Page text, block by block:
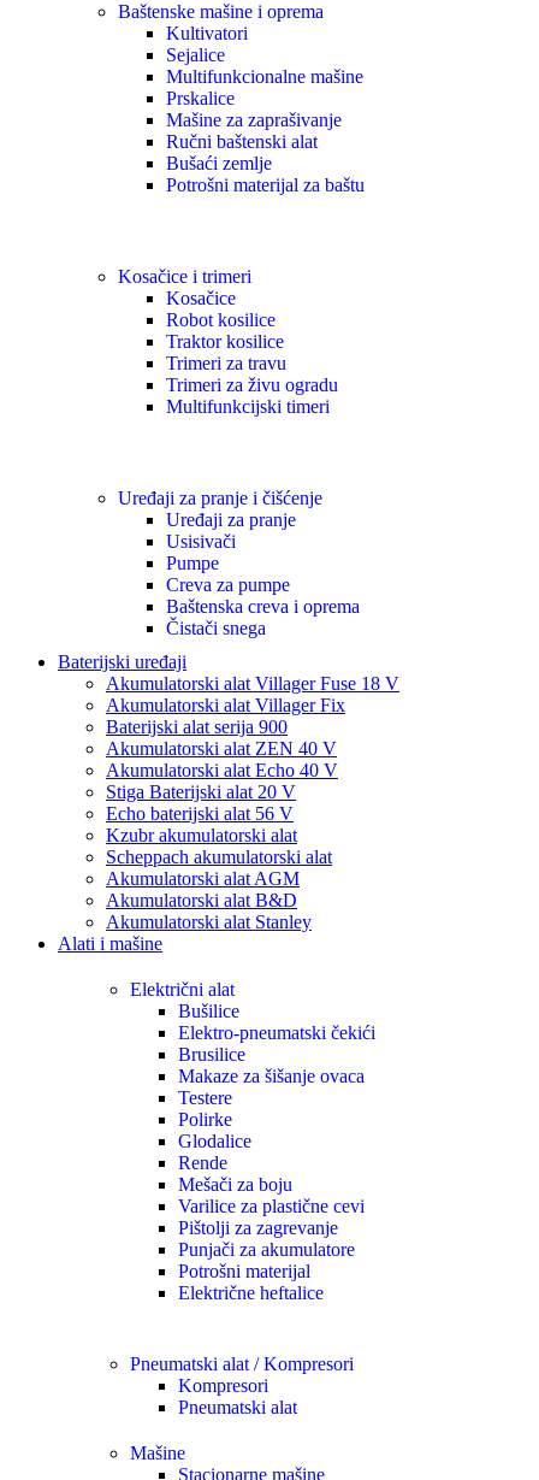
Baštenske mašine i oprema
Kultivatori
Sejalice
Multifunkcionalne mašine
Prskalice
Mašine za zaprašivanje
Ručni baštenski alat
Bušaći zemlje
Potrošni materijal za baštu
Kosačice i trimeri
Kosačice
Robot kosilice
Traktor kosilice
Trimeri za travu
Trimeri za živu ogradu
Multifunkcijski timeri
Uređaji za pranje i čišćenje
Uređaji za pranje
Usisivači
Pumpe
Creva za pumpe
Baštenska creva i oprema
Čistači snega
Baterijski uređaji
Akumulatorski alat Villager Fuse 18 V
Akumulatorski alat Villager Fix
Baterijski alat serija 900
Akumulatorski alat ZEN 40 V
Akumulatorski alat Echo 40 V
Stiga Baterijski alat 20 V
Echo baterijski alat 56 V
Kzubr akumulatorski alat
Scheppach akumulatorski alat
Akumulatorski alat AGM
Akumulatorski alat B&D
Akumulatorski alat Stanley
Alati i mašine
Električni alat
Bušilice
Elektro-pneumatski čekići
Brusilice
Makaze za šišanje ovaca
Testere
Polirke
Glodalice
Rende
Mešači za boju
Varilice za plastične cevi
Pištolji za zagrevanje
Punjači za akumulatore
Potrošni materijal
Električne heftalice
Pneumatski alat / Kompresori
Kompresori
Pneumatski alat
Mašine
Stacionarne mašine